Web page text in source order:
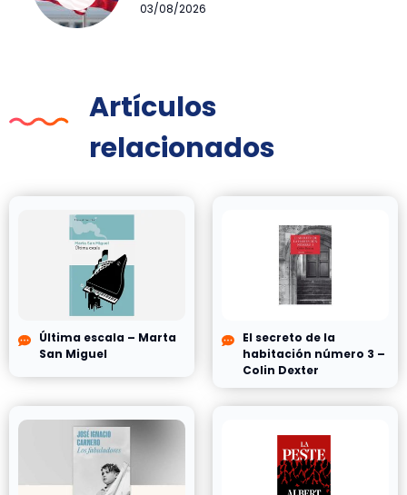
03/08/2026
Artículos
relacionados
Última escala – Marta
San Miguel
El secreto de la
habitación número 3 –
Colin Dexter